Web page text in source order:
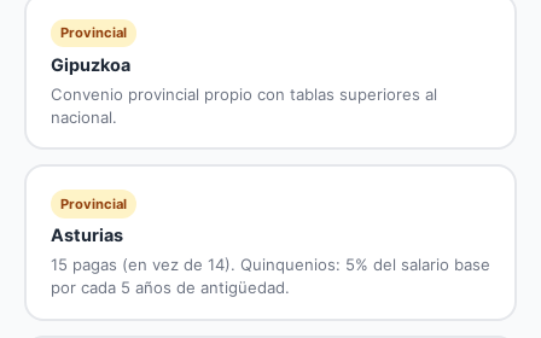
Provincial
Gipuzkoa
Convenio provincial propio con tablas superiores al
nacional.
Provincial
Asturias
15 pagas (en vez de 14). Quinquenios: 5% del salario base
por cada 5 años de antigüedad.